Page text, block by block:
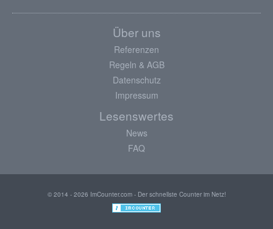
Über uns
Referenzen
Regeln & AGB
Datenschutz
Impressum
Lesenswertes
News
FAQ
© 2014 - 2026 ImCounter.com - Der schnellste Counter im Netz!